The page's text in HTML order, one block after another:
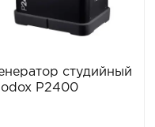
студийный
P2400